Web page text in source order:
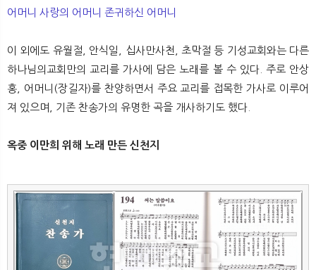
어머니 사랑의 어머니 존귀하신 어머니
이 외에도 유월절, 안식일, 십사만사천, 초막절 등 기성교회와는 다른
하나님의교회만의 교리를 가사에 담은 노래를 볼 수 있다. 주로 안상
홍, 어머니(장길자)를 찬양하면서 주요 교리를 접목한 가사로 이루어
져 있으며, 기존 찬송가의 유명한 곡을 개사하기도 했다.
옥중 이만희 위해 노래 만든 신천지